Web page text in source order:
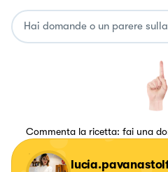
Commenta la ricetta: fai una